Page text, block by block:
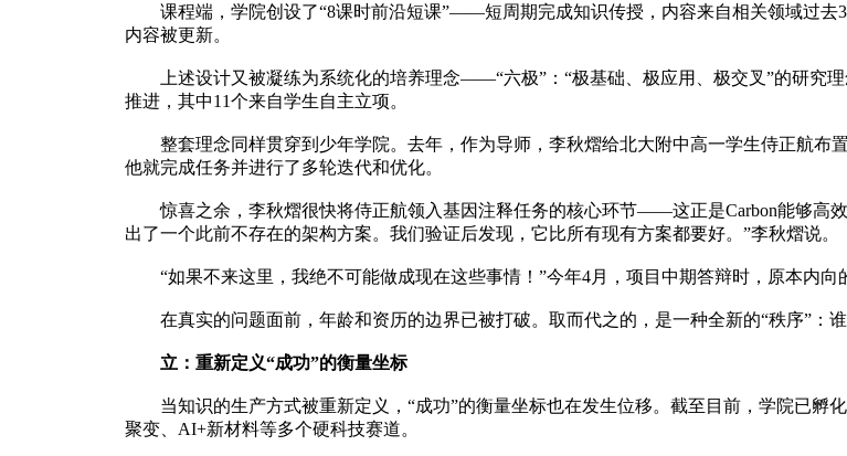
课程端，学院创设了“8课时前沿短课”——短周期完成知识传授，内容来自相关领域过去
内容被更新。
上述设计又被凝练为系统化的培养理念——“六极”：“极基础、极应用、极交叉”的研究理
推进，其中11个来自学生自主立项。
整套理念同样贯穿到少年学院。去年，作为导师，李秋熠给北大附中高一学生侍正航布
他就完成任务并进行了多轮迭代和优化。
惊喜之余，李秋熠很快将侍正航领入基因注释任务的核心环节——这正是Carbon能够高
出了一个此前不存在的架构方案。我们验证后发现，它比所有现有方案都要好。”李秋熠说。
“如果不来这里，我绝不可能做成现在这些事情！”今年4月，项目中期答辩时，原本内向
在真实的问题面前，年龄和资历的边界已被打破。取而代之的，是一种全新的“秩序”：谁
立：重新定义“成功”的衡量坐标
当知识的生产方式被重新定义，“成功”的衡量坐标也在发生位移。截至目前，学院已孵
聚变、AI+新材料等多个硬科技赛道。